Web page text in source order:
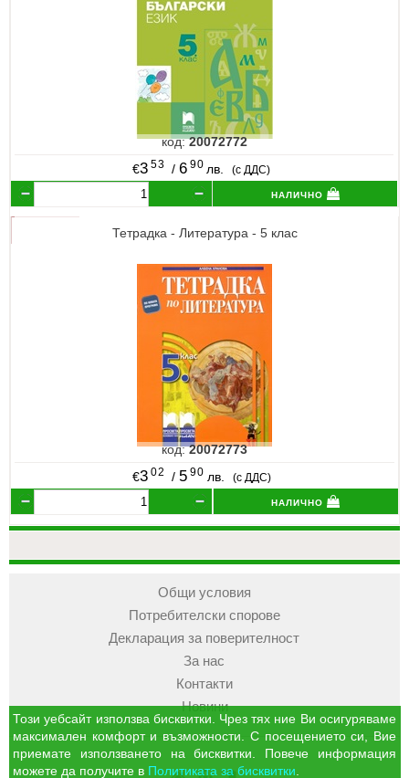
код:20072772
€3 53 / 6 90 лв. (с ДДС)
налично
Тетрадка - Литература - 5 клас
код:20072773
€3 02 / 5 90 лв. (с ДДС)
налично
Общи условия
Потребителски спорове
Декларация за поверителност
За нас
Контакти
Новини
Този уебсайт използва бисквитки. Чрез тях ние Ви осигуряваме
максимален комфорт и възможности. С посещението си, Вие
приемате използването на бисквитки. Повече информация
можете да получите в Политиката за бисквитки.